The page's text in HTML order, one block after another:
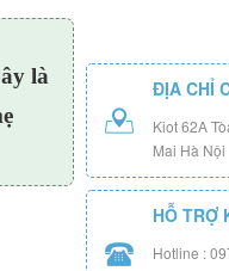
là
ĐỊA CHỈ
Kiot 62A
Mai Hà Nội
HỖ TRỢ
Hotline :